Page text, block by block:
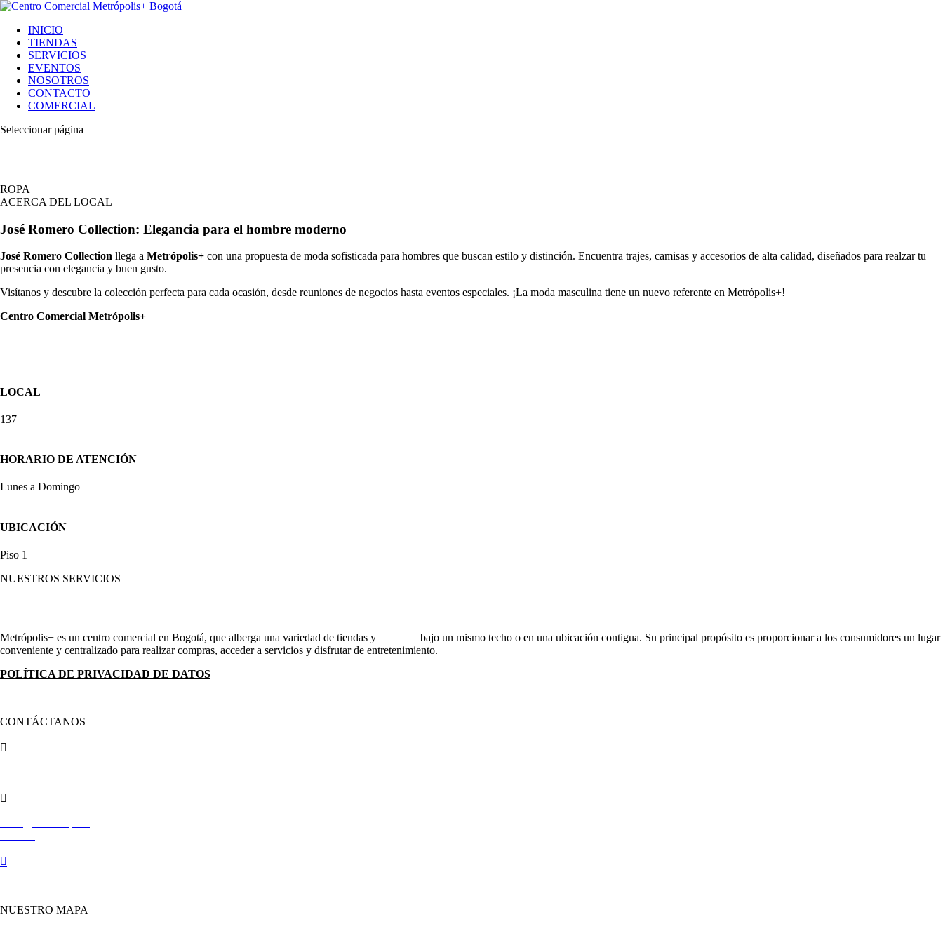
INICIO
TIENDAS
SERVICIOS
EVENTOS
NOSOTROS
CONTACTO
COMERCIAL
Seleccionar página
ROPA
ACERCA DEL LOCAL
José Romero Collection: Elegancia para el hombre moderno
José Romero Collection llega a Metrópolis+ con una propuesta de moda sofisticada para hombres que buscan estilo y distinción. Encuentra trajes, camisas y accesorios de alta calidad, diseñados para realzar tu
presencia con elegancia y buen gusto.
Visítanos y descubre la colección perfecta para cada ocasión, desde reuniones de negocios hasta eventos especiales. ¡La moda masculina tiene un nuevo referente en Metrópolis+!
Centro Comercial Metrópolis+
LOCAL
137
HORARIO DE ATENCIÓN
Lunes a Domingo
UBICACIÓN
Piso 1
NUESTROS SERVICIOS
Metrópolis+ es un centro comercial en Bogotá, que alberga una variedad de tiendas y
bajo un mismo techo o en una ubicación contigua. Su principal propósito es proporcionar a los consumidores un lugar
conveniente y centralizado para realizar compras, acceder a servicios y disfrutar de entretenimiento.
POLÍTICA DE PRIVACIDAD DE DATOS
CONTÁCTANOS



NUESTRO MAPA